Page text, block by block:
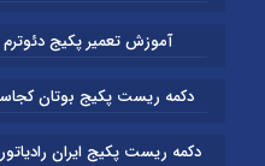
آموزش تعمیر پکیج دئوترم (جامع و 100
دکمه ریست پکیج بوتان
دکمه ریست پکیج ایران